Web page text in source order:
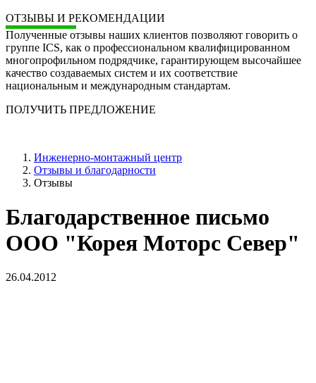
ОТЗЫВЫ И РЕКОМЕНДАЦИИ
Полученные отзывы наших клиентов позволяют говорить о
группе ICS, как о профессиональном квалифицированном
многопрофильном подрядчике, гарантирующем высочайшее
качество создаваемых систем и их соответствие
национальным и международным стандартам.
ПОЛУЧИТЬ ПРЕДЛОЖЕНИЕ
Инженерно-монтажный центр
Отзывы и благодарности
Отзывы
Благодарственное письмо
ООО "Корея Моторс Север"
26.04.2012